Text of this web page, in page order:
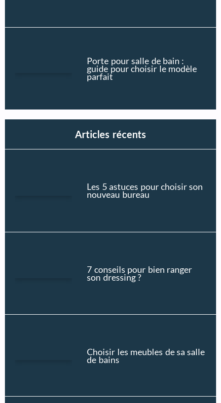
Porte pour salle de bain :
guide pour choisir le modèle
parfait
Articles récents
Les 5 astuces pour choisir son
nouveau bureau
7 conseils pour bien ranger
son dressing ?
Choisir les meubles de sa salle
de bains